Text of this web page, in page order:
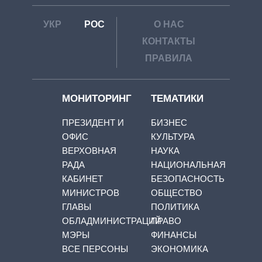
УКР РОС
О НАС
КОНТАКТЫ
ПРАВИЛА
МОНИТОРИНГ
ПРЕЗИДЕНТ И
ОФИС
ВЕРХОВНАЯ
РАДА
КАБИНЕТ
МИНИСТРОВ
ГЛАВЫ
ОБЛАДМИНИСТРАЦИЙ
МЭРЫ
ВСЕ ПЕРСОНЫ
ТЕМАТИКИ
БИЗНЕС
КУЛЬТУРА
НАУКА
НАЦИОНАЛЬНАЯ
БЕЗОПАСНОСТЬ
ОБЩЕСТВО
ПОЛИТИКА
ПРАВО
ФИНАНСЫ
ЭКОНОМИКА